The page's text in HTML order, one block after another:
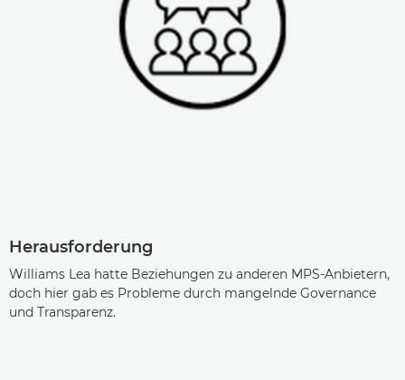
Herausforderung
Williams Lea hatte Beziehungen zu anderen MPS-Anbietern,
doch hier gab es Probleme durch mangelnde Governance
und Transparenz.